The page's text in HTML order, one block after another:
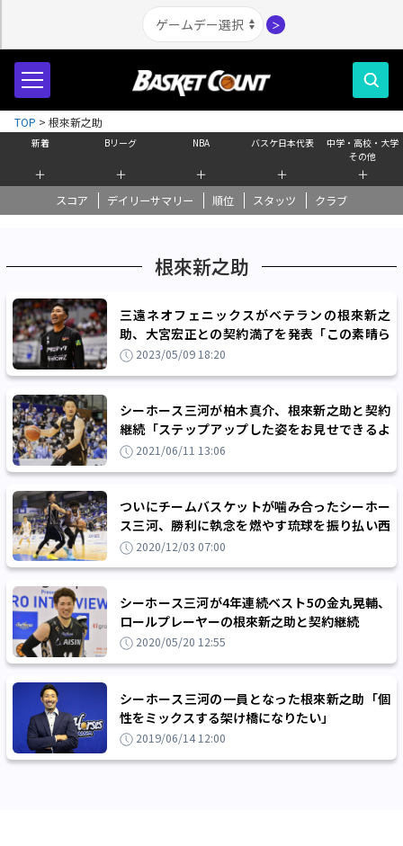
＞
新着
＋
Bリーグ
＋
NBA
＋
バスケ日本代表
＋
中学・高校・大学
その他
＋
スコア デイリーサマリー 順位 スタッツ クラブ
TOP > 根來新之助
根來新之助
三遠ネオフェニックスがベテランの根來新之
助、大宮宏正との契約満了を発表「この素晴ら
しい経験を今後に繋げて頑張っていきたい」
2023/05/09 18:20
シーホース三河が柏木真介、根來新之助と契約
継続「ステップアップした姿をお見せできるよ
う日々精進していきたい」
2021/06/11 13:06
ついにチームバスケットが噛み合ったシーホー
ス三河、勝利に執念を燃やす琉球を振り払い西
地区首位対決を制す
2020/12/03 07:00
シーホース三河が4年連続ベスト5の金丸晃輔、
ロールプレーヤーの根來新之助と契約継続
2020/05/20 12:55
シーホース三河の一員となった根來新之助「個
性をミックスする架け橋になりたい」
2019/06/14 12:00